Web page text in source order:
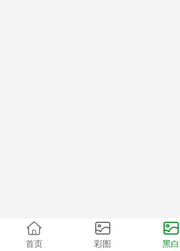
首页 彩图 黑白